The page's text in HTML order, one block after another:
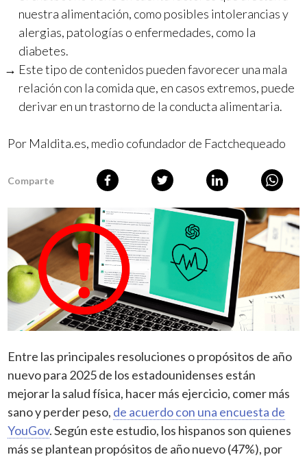
nuestra alimentación, como posibles intolerancias y
alergias, patologías o enfermedades, como la
diabetes.
Este tipo de contenidos pueden favorecer una mala
relación con la comida que, en casos extremos, puede
derivar en un trastorno de la conducta alimentaria.
Por Maldita.es, medio cofundador de Factchequeado
Comparte
Entre las principales resoluciones o propósitos de año
nuevo para 2025 de los estadounidenses están
mejorar la salud física, hacer más ejercicio, comer más
sano y perder peso, de acuerdo con una encuesta de
YouGov. Según este estudio, los hispanos son quienes
más se plantean propósitos de año nuevo (47%), por